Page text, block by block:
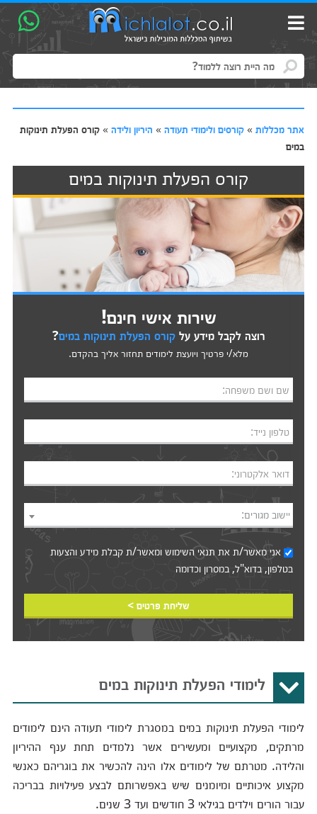
אתר מכללות» קורסים ולימודי תעודה» היריון ולידה» קורס הפעלת תינוקות
במים
קורס הפעלת תינוקות במים
שירות אישי חינם!
רוצה לקבל מידע עלקורס הפעלת תינוקות במים?
מלא/י פרטיך ויועצת לימודים תחזור אליך בהקדם.
שם ושם משפחה:
טלפון נייד:
דואר אלקטרוני:
יישוב מגורים:
אני מאשר/ת אתתנאי השימושומאשר/ת קבלת מידע והצעות
בטלפון, בדוא"ל, במסרון וכדומה‎‎
שליחת פרטים >
לימודי הפעלת תינוקות במים
לימודי הפעלת תינוקות במים במסגרת לימודי תעודה הינם לימודים
מרתקים, מקצועיים ומעשירים אשר נלמדים תחת ענף ההיריון
והלידה. מטרתם של לימודים אלו הינה להכשיר את בוגריהם כאנשי
מקצוע איכותיים ומיומנים שיש באפשרותם לבצע פעילויות בבריכה
עבור הורים וילדים בגילאי 3 חודשים ועד 3 שנים.